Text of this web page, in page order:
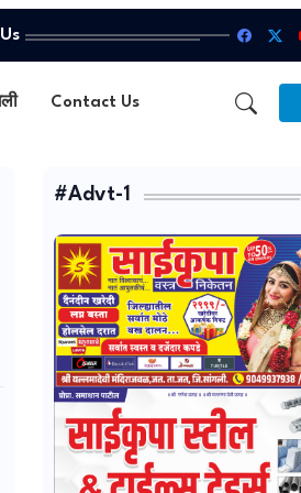
Contact Us
#Advt-1